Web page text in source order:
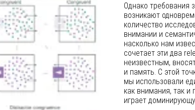
Однако требования
возникают
количество
внимании и
насколько нам
сочетает эти два
неизвестным,
и память. С этой
мы использовали
как внимания, так и
играет